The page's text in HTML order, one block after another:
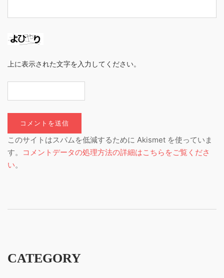
上に表示された文字を入力してください。
このサイトはスパムを低減するために Akismet を使っていま
す。
コメントデータの処理方法の詳細はこちらをご覧くださ
い。
CATEGORY